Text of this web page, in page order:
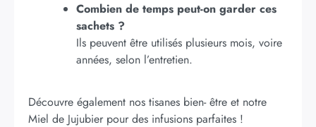
Combien de temps peut-on garder ces
sachets ?
Ils peuvent être utilisés plusieurs mois, voire
années, selon l’entretien.
Découvre également nos tisanes bien- être et notre
Miel de Jujubier pour des infusions parfaites !